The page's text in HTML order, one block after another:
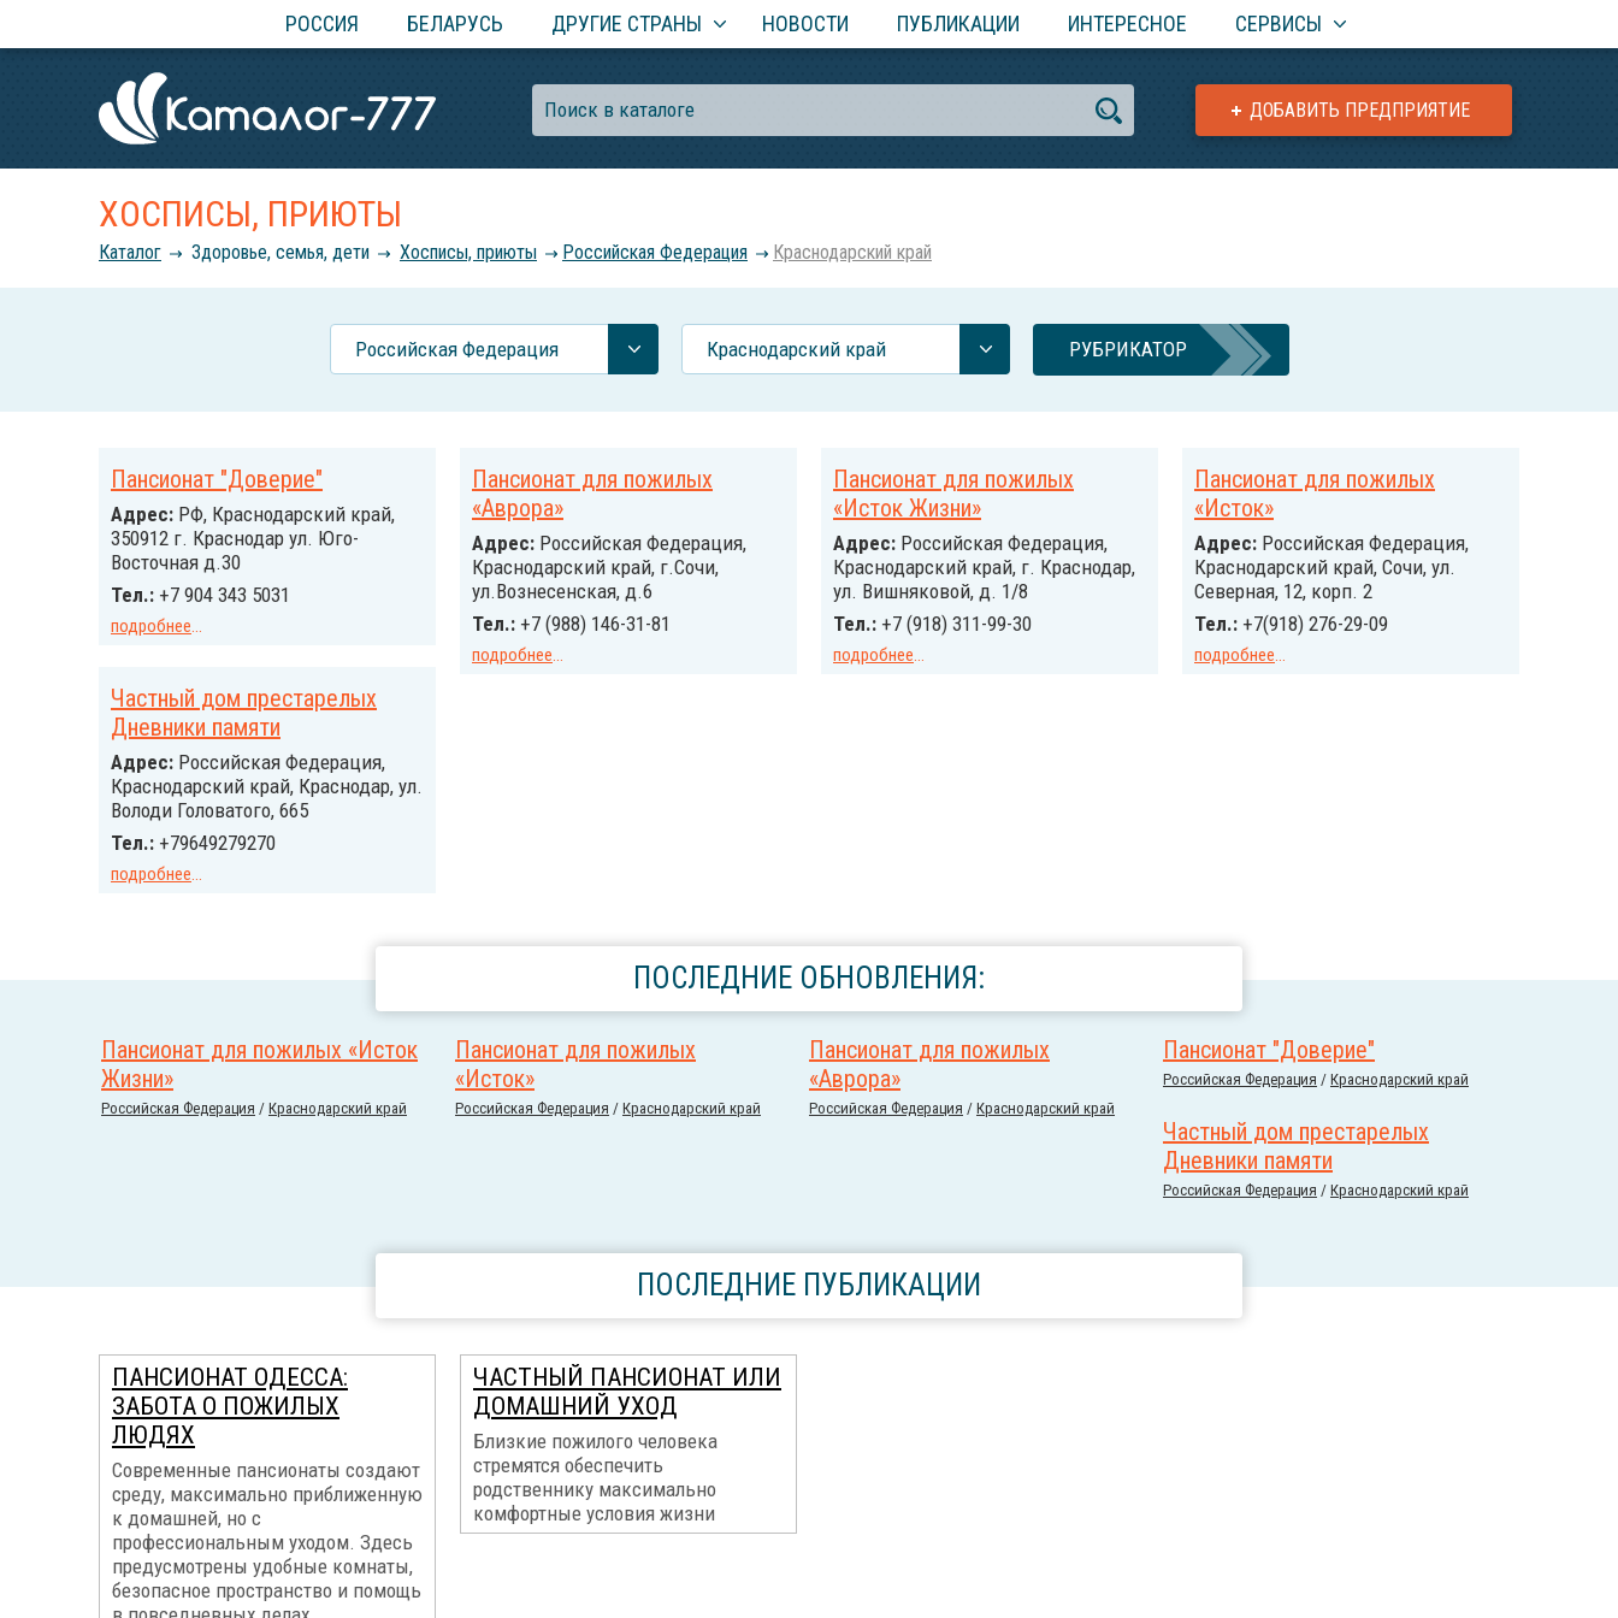
РОССИЯ БЕЛАРУСЬ ДРУГИЕ СТРАНЫ НОВОСТИ ПУБЛИКАЦИИ ИНТЕРЕСНОЕ СЕРВИСЫ
ДОБАВИТЬ ПРЕДПРИЯТИЕ
ХОСПИСЫ, ПРИЮТЫ
Каталог Здоровье, семья, дети Хосписы, приюты Российcкая Федерация Краснодарский край
Российcкая Федерация Краснодарский край РУБРИКАТОР
Пансионат "Доверие"
Адрес: РФ, Краснодарский край,
350912 г. Краснодар ул. Юго-
Восточная д.30
Тел.: +7 904 343 5031
подробнее...
Пансионат для пожилых
«Аврора»
Адрес: Российcкая Федерация,
Краснодарский край, г.Сочи,
ул.Вознесенская, д.6
Тел.: +7 (988) 146-31-81
подробнее...
Пансионат для пожилых
«Исток Жизни»
Адрес: Российcкая Федерация,
Краснодарский край, г. Краснодар,
ул. Вишняковой, д. 1/8
Тел.: +7 (918) 311-99-30
подробнее...
Пансионат для пожилых
«Исток»
Адрес: Российcкая Федерация,
Краснодарский край, Сочи, ул.
Северная, 12, корп. 2
Тел.: +7(918) 276-29-09
подробнее...
Частный дом престарелых
Дневники памяти
Адрес: Российcкая Федерация,
Краснодарский край, Краснодар, ул.
Володи Головатого, 665
Тел.: +79649279270
подробнее...
ПОСЛЕДНИЕ ОБНОВЛЕНИЯ:
Пансионат для пожилых «Исток
Жизни»
Российcкая Федерация / Краснодарский край
Пансионат для пожилых
«Исток»
Российcкая Федерация / Краснодарский край
Пансионат для пожилых
«Аврора»
Российcкая Федерация / Краснодарский край
Пансионат "Доверие"
Российcкая Федерация / Краснодарский край
Частный дом престарелых
Дневники памяти
Российcкая Федерация / Краснодарский край
ПОСЛЕДНИЕ ПУБЛИКАЦИИ
ПАНСИОНАТ ОДЕССА:
ЗАБОТА О ПОЖИЛЫХ
ЛЮДЯХ
Современные пансионаты создают
среду, максимально приближенную
к домашней, но с
профессиональным уходом. Здесь
предусмотрены удобные комнаты,
безопасное пространство и помощь
ЧАСТНЫЙ ПАНСИОНАТ ИЛИ
ДОМАШНИЙ УХОД
Близкие пожилого человека
стремятся обеспечить
родственнику максимально
комфортные условия жизни